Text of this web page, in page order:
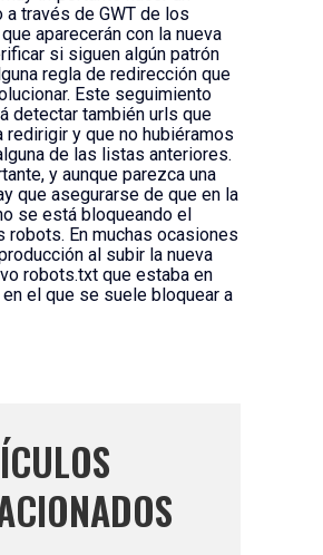
a través de GWT de los
aparecerán con la nueva
si siguen algún patrón
regla de redirección que
Este seguimiento
detectar también urls que
redirigir y que no hubiéramos
de las listas anteriores.
y aunque parezca una
que asegurarse de que en la
se está bloqueando el
robots. En muchas ocasiones
al subir la nueva
robots.txt que estaba en
el que se suele bloquear a